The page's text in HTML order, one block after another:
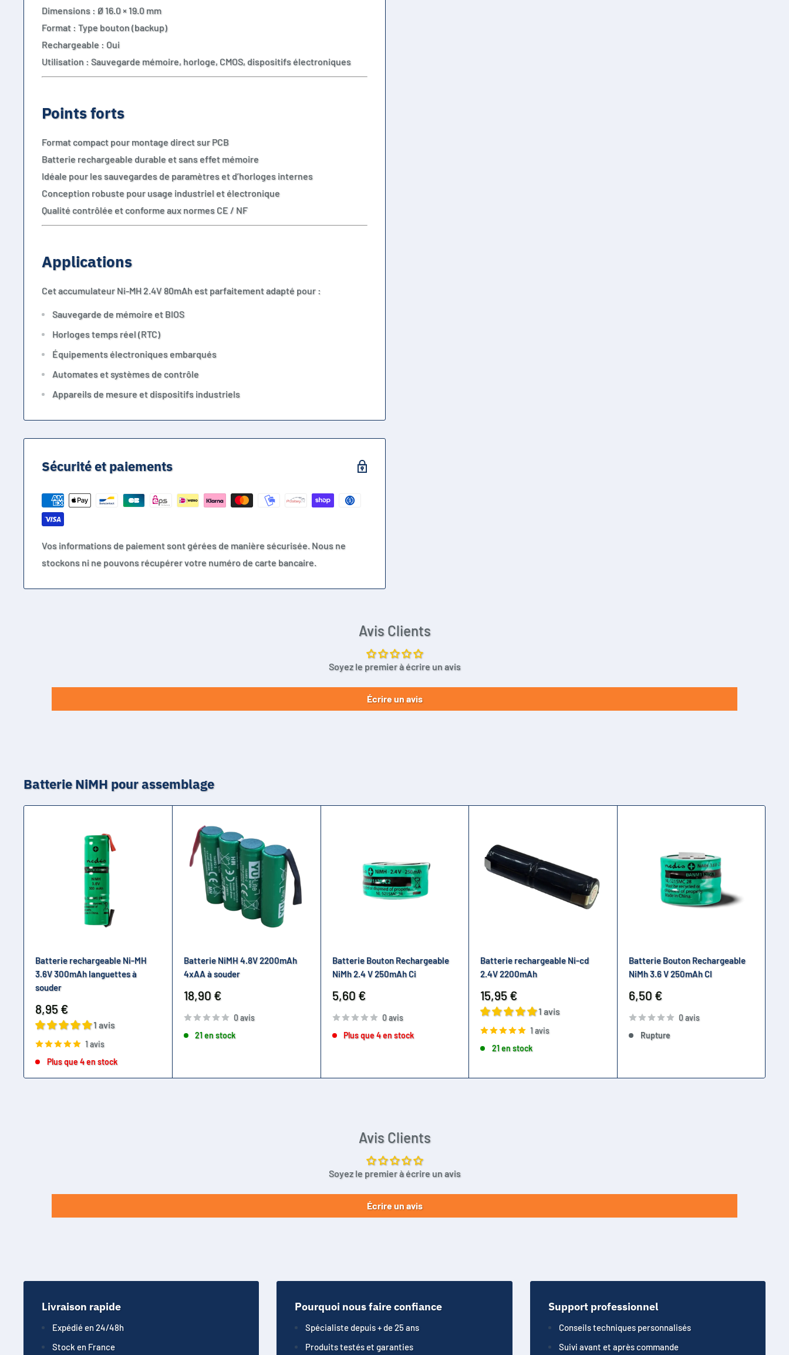
Dimensions : Ø 16.0 × 19.0 mm
Format : Type bouton (backup)
Rechargeable : Oui
Utilisation : Sauvegarde mémoire, horloge, CMOS, dispositifs électroniques
Points forts
Format compact pour montage direct sur PCB
Batterie rechargeable durable et sans effet mémoire
Idéale pour les sauvegardes de paramètres et d’horloges internes
Conception robuste pour usage industriel et électronique
Qualité contrôlée et conforme aux normes CE / NF
Applications
Cet accumulateur Ni-MH 2.4V 80mAh est parfaitement adapté pour :
Sauvegarde de mémoire et BIOS
Horloges temps réel (RTC)
Équipements électroniques embarqués
Automates et systèmes de contrôle
Appareils de mesure et dispositifs industriels
Sécurité et paiements
Vos informations de paiement sont gérées de manière sécurisée. Nous ne
stockons ni ne pouvons récupérer votre numéro de carte bancaire.
Avis Clients
Soyez le premier à écrire un avis
Écrire un avis
Batterie NiMH pour assemblage
Batterie rechargeable Ni-MH
3.6V 300mAh languettes à
souder
Prix
réduit
8,95 €
1 avis
1 avis
Plus que 4 en stock
Batterie NiMH 4.8V 2200mAh
4xAA à souder
Prix
18,90 €
0 avis
21 en stock
Batterie Bouton Rechargeable
NiMh 2.4 V 250mAh Ci
Prix
5,60 €
0 avis
Plus que 4 en stock
Batterie rechargeable Ni-cd
2.4V 2200mAh
Prix
réduit
15,95 €
1 avis
1 avis
21 en stock
Batterie Bouton Rechargeable
NiMh 3.6 V 250mAh CI
Prix
6,50 €
0 avis
Rupture
Avis Clients
Soyez le premier à écrire un avis
Écrire un avis
Livraison rapide
Expédié en 24/48h
Stock en France
Pourquoi nous faire confiance
Spécialiste depuis + de 25 ans
Produits testés et garanties
Support professionnel
Conseils techniques personnalisés
Suivi avant et après commande